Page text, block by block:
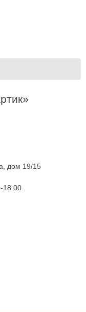
дом 19/15
18:00.